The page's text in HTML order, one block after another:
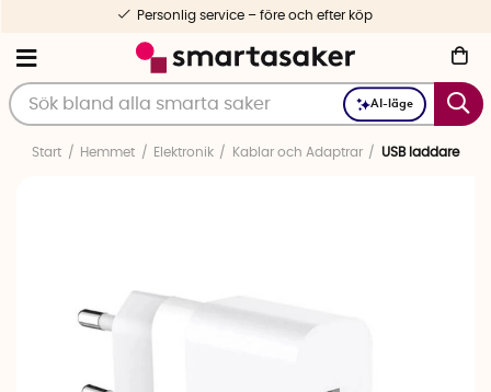
AI-läge
Personlig service – före och efter köp
Start Hemmet Elektronik Kablar och Adaptrar USB laddare